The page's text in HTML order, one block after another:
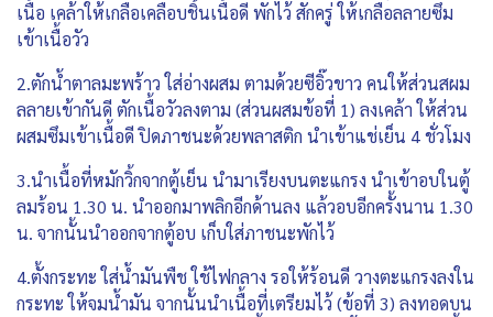
เนื้อ เคล้าให้เกลือเคลือบชิ้นเนื้อดี พักไว้ สักครู่ ให้เกลือลลายซึม
เข้าเนื้อวัว
2.ตักน้ำตาลมะพร้าว ใส่อ่างผสม ตามด้วยซีอิ๊วขาว คนให้ส่วนสผม
ลลายเข้ากันดี ตักเนื้อวัวลงตาม (ส่วนผสมข้อที่ 1) ลงเคล้า ให้ส่วน
ผสมซึมเข้าเนื้อดี ปิดภาชนะด้วยพลาสติก นำเข้าแช่เย็น 4 ชั่วโมง
3.นำเนื้อที่หมักวิ้กจากตู้เย็น นำมาเรียงบนตะแกรง นำเข้าอบในตู้
ลมร้อน 1.30 น. นำออกมาพลิกอีกด้านลง แล้วอบอีกครั้งนาน 1.30
น. จากนั้นนำออกจากตู้อบ เก็บใส่ภาชนะพักไว้
4.ตั้งกระทะ ใส่น้ำมันพืช ใช้ไฟกลาง รอให้ร้อนดี วางตะแกรงลงใน
กระทะ ให้จมน้ำมัน จากนั้นนำเนื้อที่เตรียมไว้ (ข้อที่ 3) ลงทอดบน